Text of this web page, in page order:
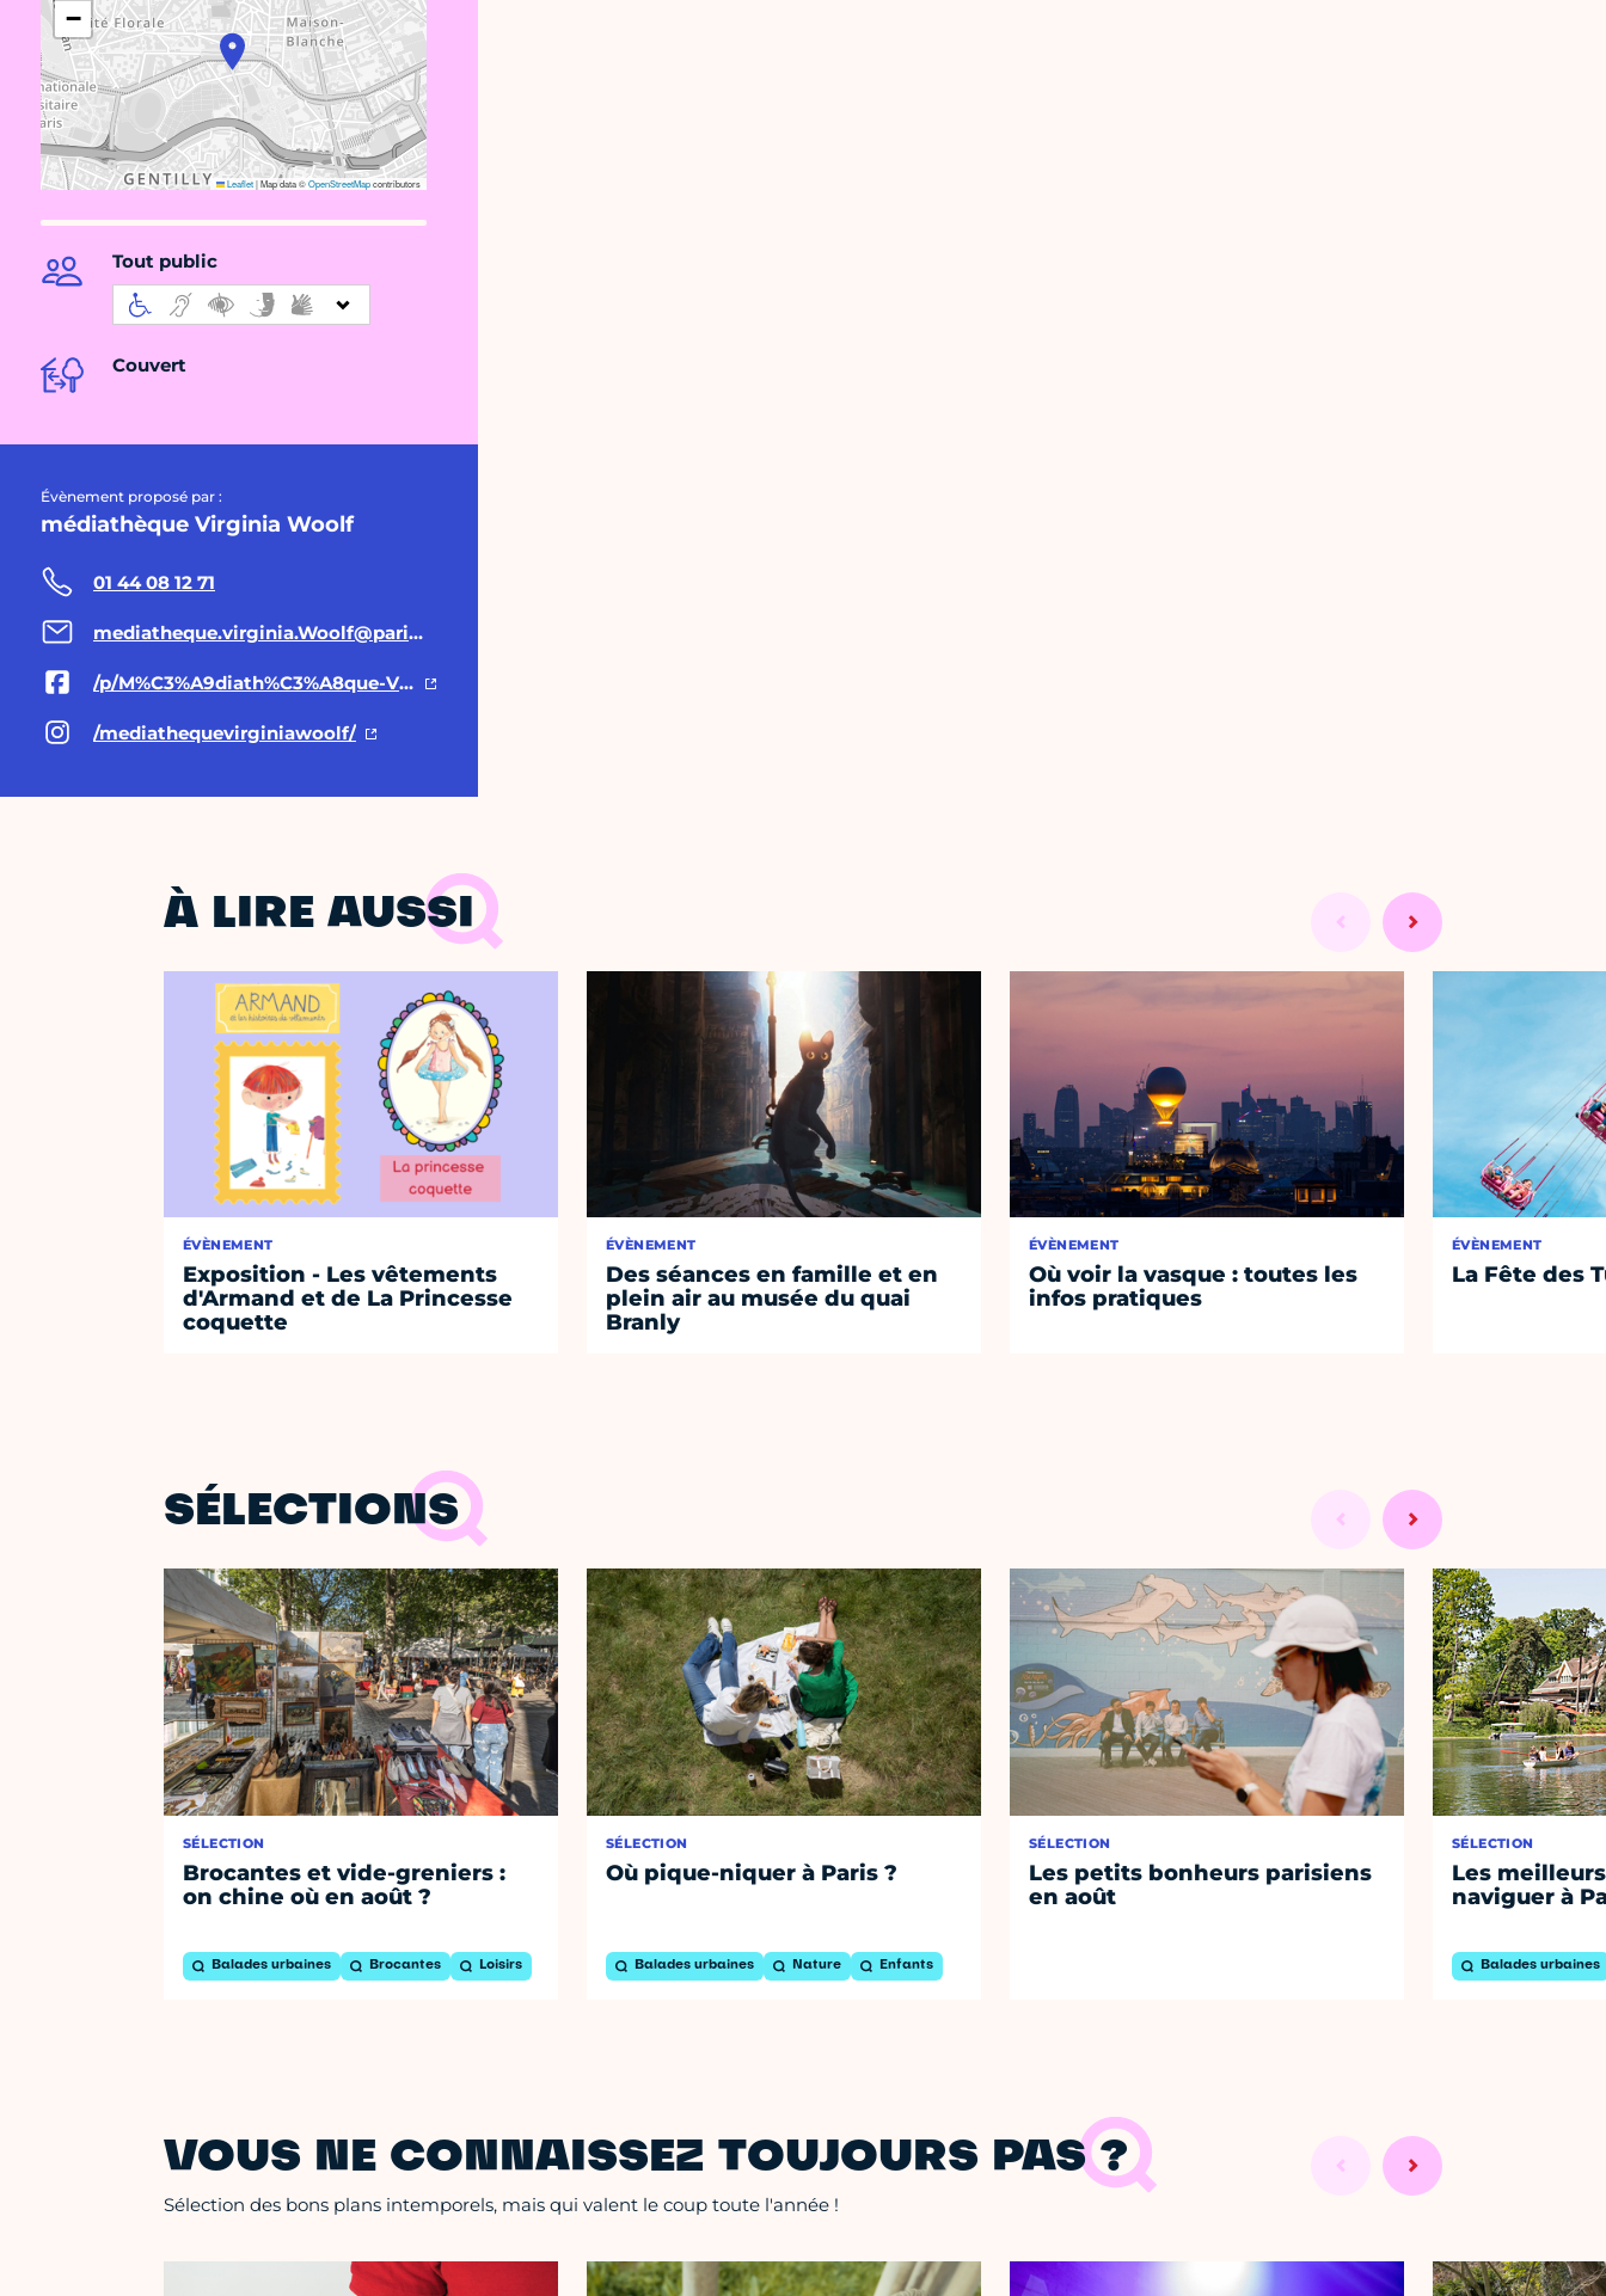
−
Leaflet|Map data ©OpenStreetMapcontributors
Tout public
Couvert
Évènement proposé par :
médiathèque Virginia Woolf
01 44 08 12 71
mediatheque.virginia.Woolf@paris.fr
/p/M%C3%A9diath%C3%A8que-Virginia-Woolf-100095232668975/
/mediathequevirginiawoolf/
À LIRE AUSSI
ÉVÈNEMENT
Exposition - Les vêtements
d'Armand et de La Princesse
coquette
ÉVÈNEMENT
Des séances en famille et en
plein air au musée du quai
Branly
ÉVÈNEMENT
Où voir la vasque : toutes les
infos pratiques
ÉVÈNEMENT
La Fête des
SÉLECTIONS
SÉLECTION
Brocantes et vide-greniers :
on chine où en août ?
Balades urbaines Brocantes Loisirs
SÉLECTION
Où pique-niquer à Paris ?
Balades urbaines Nature Enfants
SÉLECTION
Les petits bonheurs parisiens
en août
SÉLECTION
Les
naviguer à
Balades urbaines
VOUS NE CONNAISSEZ TOUJOURS PAS ?
Sélection des bons plans intemporels, mais qui valent le coup toute l'année !